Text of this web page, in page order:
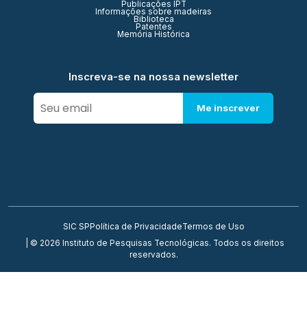
Publicações IPT
Informações sobre madeiras
Biblioteca
Patentes
Memória Histórica
Inscreva-se na nossa newsletter
Me inscrever
SIC SP Política de PrivacidadeTermos de Uso
| © 2026 Instituto de Pesquisas Tecnológicas. Todos os direitos
reservados.